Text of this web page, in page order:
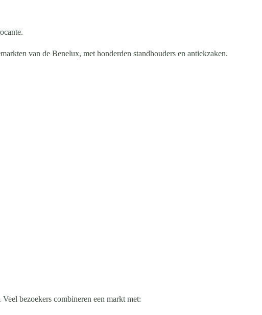
van de Benelux, met honderden standhouders en antiekzaken.
bezoekers combineren een markt met: